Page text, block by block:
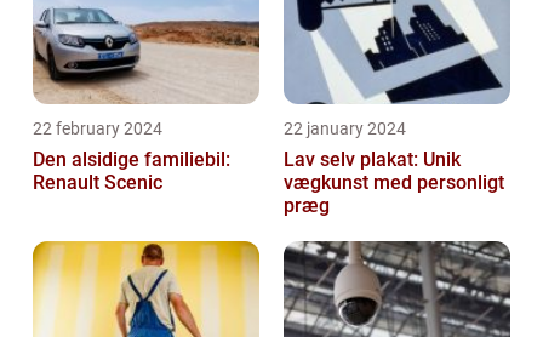
22 february 2024
Den alsidige familiebil:
Renault Scenic
22 january 2024
Lav selv plakat: Unik
vægkunst med personligt
præg